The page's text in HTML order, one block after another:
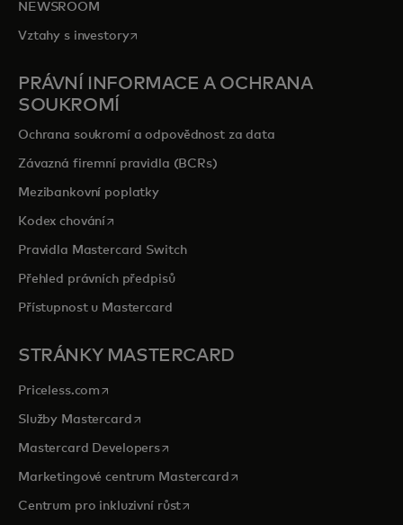
NEWSROOM
Vztahy s investoryopens in a new tab
PRÁVNÍ INFORMACE A OCHRANA
SOUKROMÍ
Ochrana soukromí a odpovědnost za data
Závazná firemní pravidla (BCRs)
Mezibankovní poplatky
Kodex chováníopens in a new tab
Pravidla Mastercard Switch
Přehled právních předpisů
Přístupnost u Mastercard
STRÁNKY MASTERCARD
Priceless.com opens in a new tab
Služby Mastercardopens in a new tab
Mastercard Developersopens in a new tab
Marketingové centrum Mastercardopens in a new tab
Centrum pro inkluzivní růstopens in a new tab